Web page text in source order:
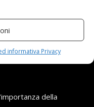
informativa Privacy
i luxury SUV
si fanno ibridi
della